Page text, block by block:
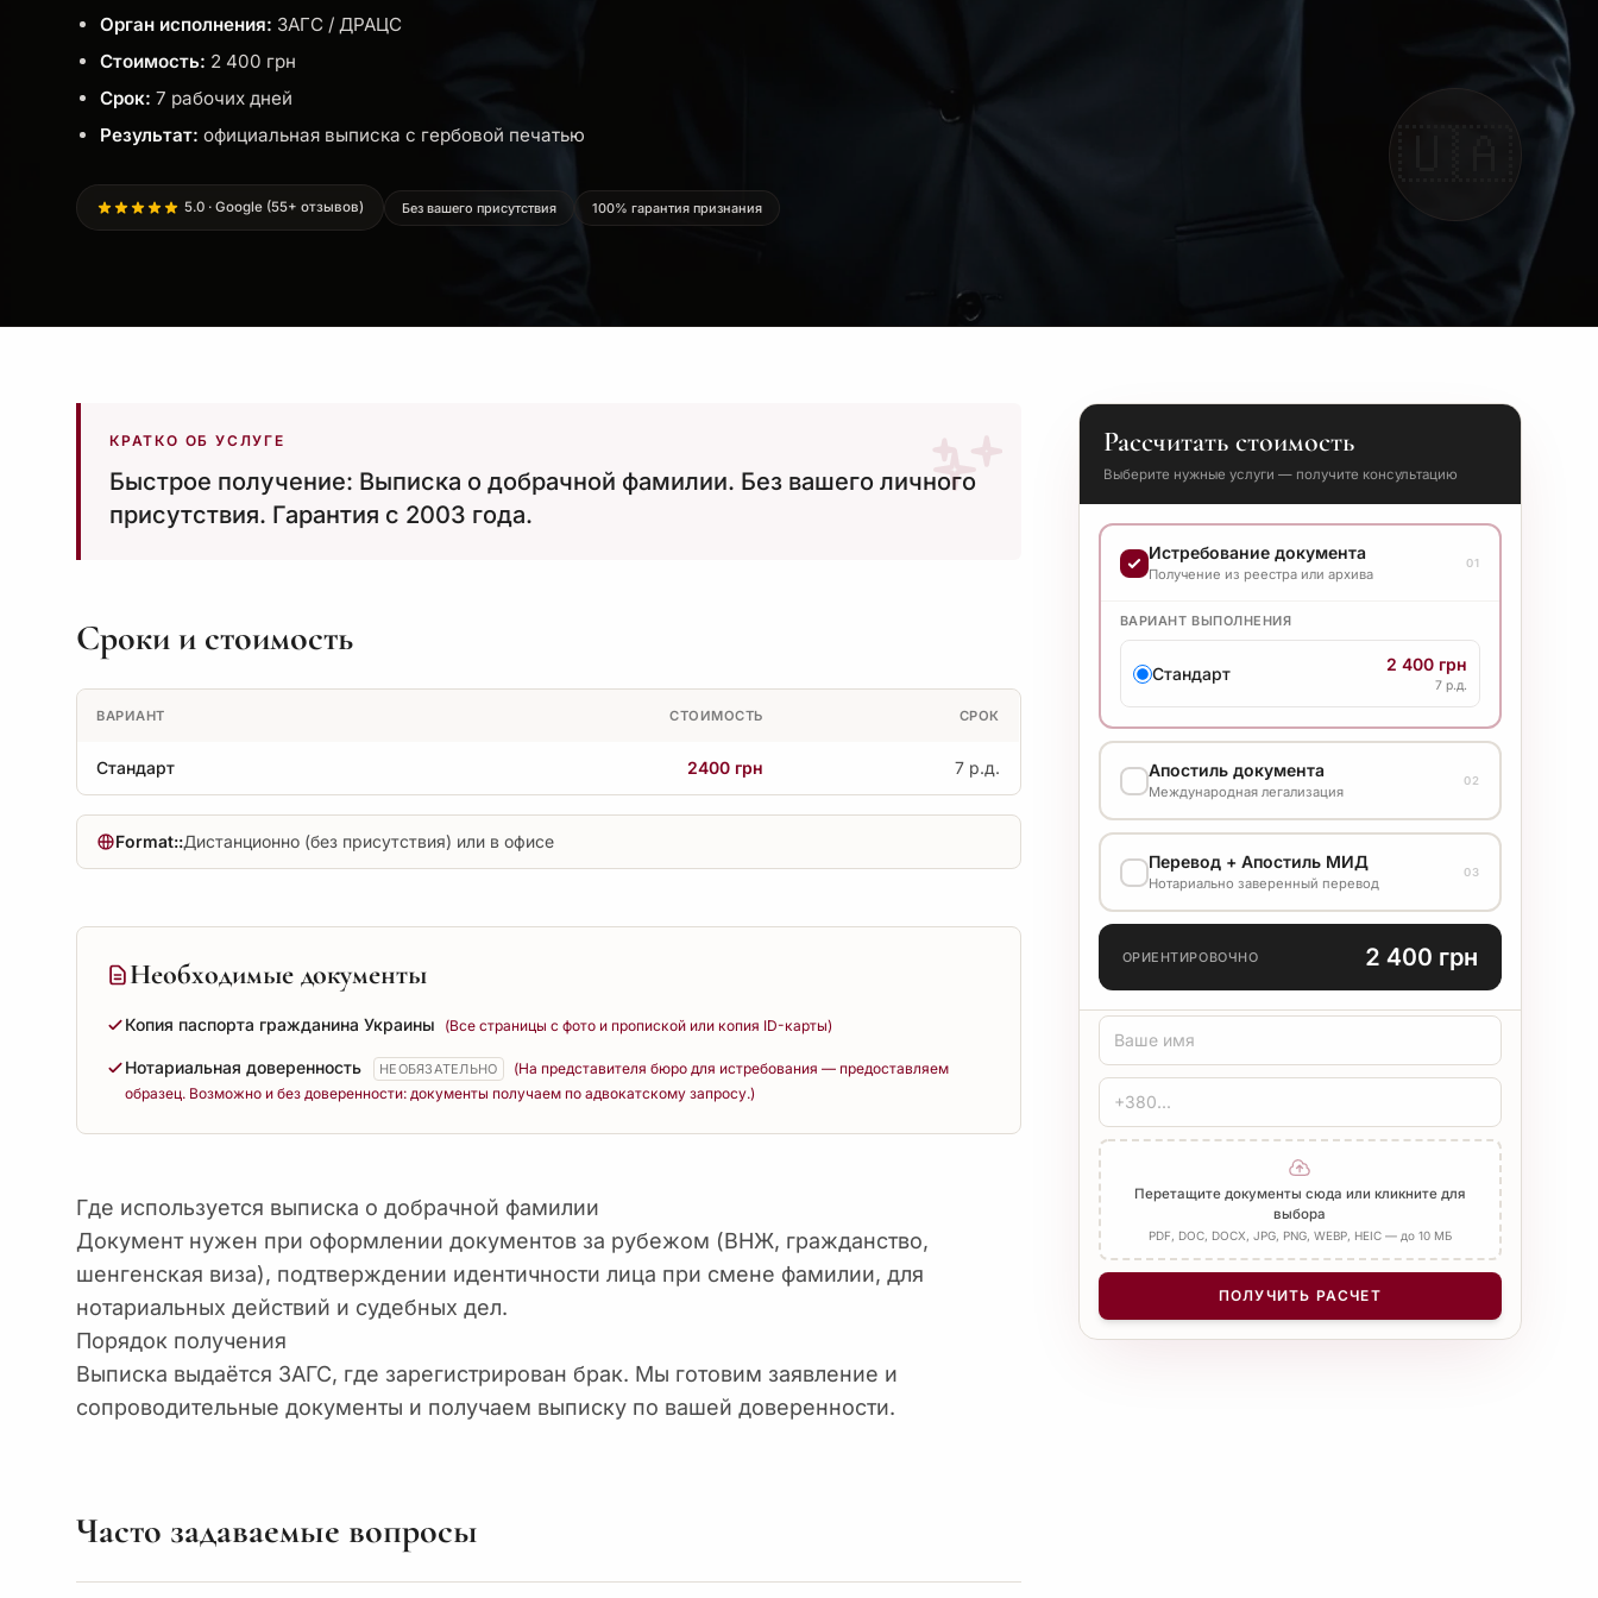
Орган исполнения: ЗАГС / ДРАЦС
Стоимость: 2 400 грн
Срок: 7 рабочих дней
Результат: официальная выписка с гербовой печатью
5.0 · Google (55+ отзывов) Без вашего присутствия 100% гарантия признания
КРАТКО ОБ УСЛУГЕ
Быстрое получение: Выписка о добрачной фамилии. Без вашего личного
присутствия. Гарантия с 2003 года.
Сроки и стоимость
ВАРИАНТ СТОИМОСТЬ СРОК
Стандарт 2400 грн 7 р.д.
Format::Дистанционно (без присутствия) или в офисе
Необходимые документы
Копия паспорта гражданина Украины (Все страницы с фото и пропиской или копия ID-карты)
Нотариальная доверенность НЕОБЯЗАТЕЛЬНО
(На представителя бюро для истребования — предоставляем
образец. Возможно и без доверенности: документы получаем по адвокатскому запросу.)
Где используется выписка о добрачной фамилии
Документ нужен при оформлении документов за рубежом (ВНЖ, гражданство,
шенгенская виза), подтверждении идентичности лица при смене фамилии, для
нотариальных действий и судебных дел.
Порядок получения
Выписка выдаётся ЗАГС, где зарегистрирован брак. Мы готовим заявление и
сопроводительные документы и получаем выписку по вашей доверенности.
Часто задаваемые вопросы
Рассчитать стоимость
Выберите нужные услуги — получите консультацию
Истребование документа
Получение из реестра или архива
01
ВАРИАНТ ВЫПОЛНЕНИЯ
Стандарт 2 400 грн
7 р.д.
Апостиль документа
Международная легализация
02
ВАРИАНТ ВЫПОЛНЕНИЯ
Стандарт 1 200 грн
Перевод + Апостиль МИД
Нотариально заверенный перевод
03
ТИП ПЕРЕВОДА
ЗАВЕРЕНИЕ
Печать бюро Нотариус
Добавить Апостиль
КОЛИЧЕСТВО СТРАНИЦ
− 1 +
ОРИЕНТИРОВОЧНО 2 400 грн
Перетащите документы сюда или кликните для
выбора
PDF, DOC, DOCX, JPG, PNG, WEBP, HEIC — до 10 МБ
ПОЛУЧИТЬ РАСЧЕТ